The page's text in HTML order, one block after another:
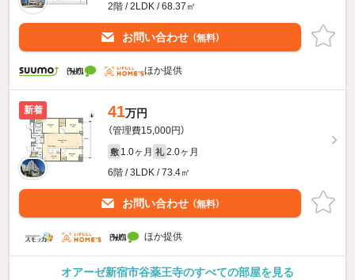
2階 / 2LDK / 68.37㎡
お問い合わせ （無料）
ほか提供
新着 41万円
（管理費15,000円）
敷 1.0ヶ月 礼 2.0ヶ月
6階 / 3LDK / 73.4㎡
お問い合わせ （無料）
ほか提供
オアーゼ新宿市谷薬王寺のすべての部屋を見る